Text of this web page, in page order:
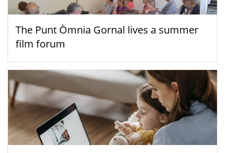
The Punt Òmnia Gornal lives a summer
film forum